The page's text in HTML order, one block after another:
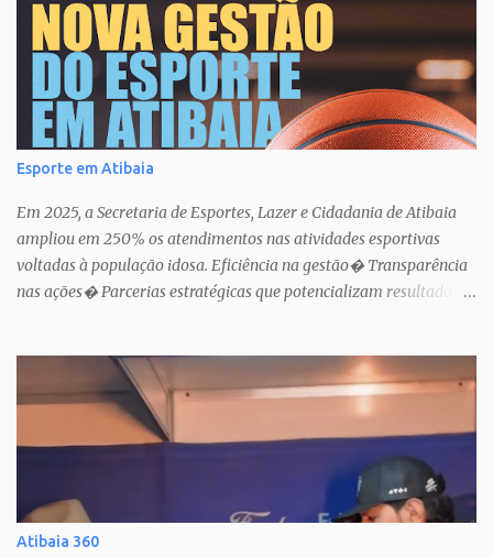
Esporte em Atibaia
Em 2025, a Secretaria de Esportes, Lazer e Cidadania de Atibaia
ampliou em 250% os atendimentos nas atividades esportivas
voltadas à população idosa. Eficiência na gestão� Transparência
nas ações� Parcerias estratégicas que potencializam resultados.
Atibaia 360